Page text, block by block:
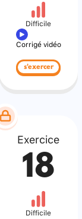
Difficile
Corrigé vidéo
s'exercer
Exercice
18
Difficile